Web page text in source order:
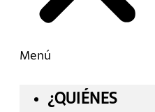
Menú
¿QUIÉNES